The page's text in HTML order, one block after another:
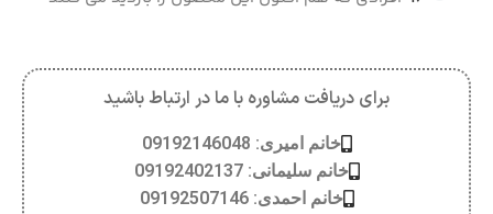
برای دریافت مشاوره با ما در ارتباط باشید
خانم امیری: 09192146048
خانم سلیمانی: 09192402137
خانم احمدی: 09192507146